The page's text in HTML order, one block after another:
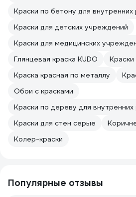
Краски по бетону для внутренних
Краски для детских учреждений
Краски для медицинских
Глянцевая краска KUDO
Краска красная по металлу
Обои с красками
Краски по дереву для внутренних
Краски для стен серые
Колер-краски
Популярные отзывы